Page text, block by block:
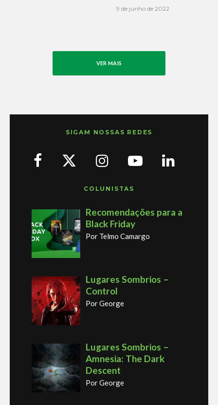
9 de junho de 2022
VER MAIS
SIGAM NOSSAS REDES
COLUNISTAS
Recomendações para a
Black Friday
Por Telmo Camargo
Lugares Sombrios –
Control
Por George
Lugares Sombrios –
Amnesia: The Dark
Descent
Por George